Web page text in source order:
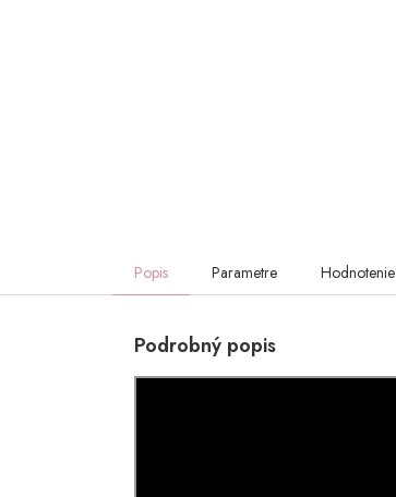
Popis Parametre Hodnotenie
Podrobný popis